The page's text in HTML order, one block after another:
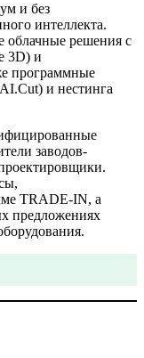
и без
интеллекта.
облачные решения с
3D) и
программные
и нестинга
заводов-
TRADE-IN, а
предложениях